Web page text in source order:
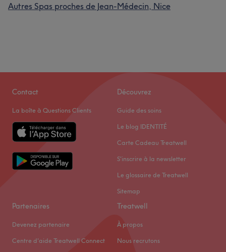
Autres Spas proches de Jean-Médecin, Nice
Contact
La boîte à Questions Clients
Découvrez
Guide des soins
Le blog IDENTITÉ
Carte Cadeau Treatwell
S'inscrire à la newsletter
Le glossaire de Treatwell
Sitemap
Partenaires
Devenez partenaire
Centre d'aide Treatwell Connect
Treatwell
À propos
Nous recrutons